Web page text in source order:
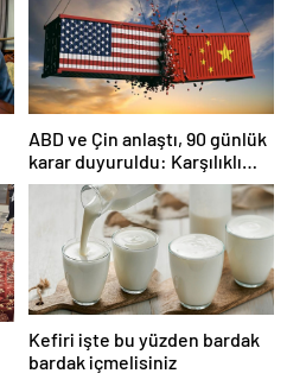
ABD ve Çin anlaştı, 90 günlük
karar duyuruldu: Karşılıklı
tarife indirimi geldi!
Kefiri işte bu yüzden bardak
bardak içmelisiniz